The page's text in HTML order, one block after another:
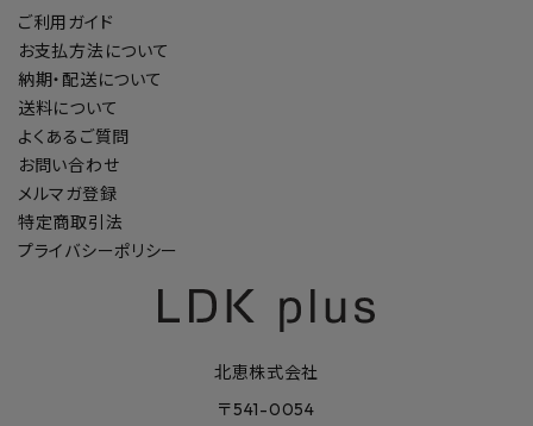
ご利用ガイド
お支払方法について
納期・配送について
送料について
よくあるご質問
お問い合わせ
メルマガ登録
特定商取引法
プライバシーポリシー
北恵株式会社
〒541-0054